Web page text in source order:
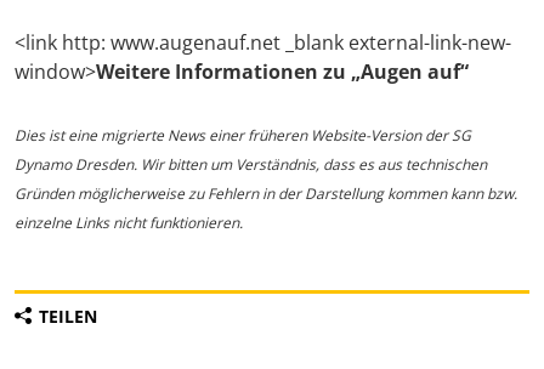
<link http: www.augenauf.net _blank external-link-new-
window>Weitere Informationen zu „Augen auf“
Dies ist eine migrierte News einer früheren Website-Version der SG
Dynamo Dresden. Wir bitten um Verständnis, dass es aus technischen
Gründen möglicherweise zu Fehlern in der Darstellung kommen kann bzw.
einzelne Links nicht funktionieren.
TEILEN